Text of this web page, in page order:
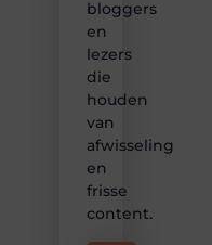
bloggers
en
lezers
die
houden
van
afwisseling
en
frisse
content.